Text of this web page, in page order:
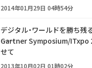
2014年01月29日 04時54分
デジタル・ワールドを勝ち残
――Gartner Symposium/ITxpo
せて
2013年10月02日 01時02分